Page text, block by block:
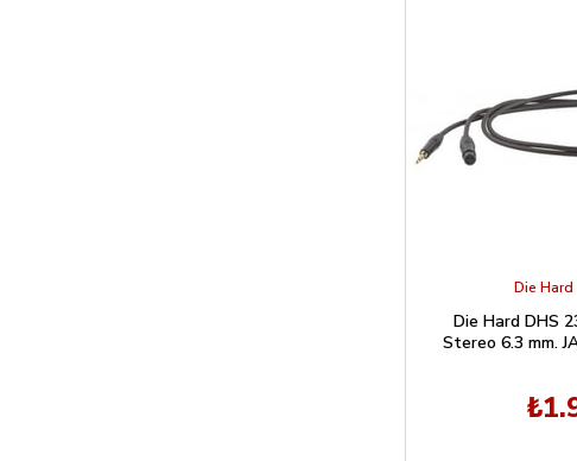
Die Hard
Die Hard DHS
Stereo 6.3 mm.